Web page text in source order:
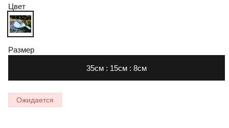
Цвет
Размер
35см : 15см : 8см
Ожидается